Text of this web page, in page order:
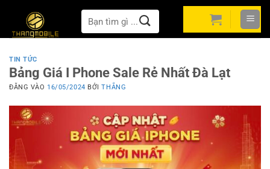
nội
Tìm
kiếm:
TIN TỨC
Bảng Giá I Phone Sale Rẻ Nhất Đà Lạt
ĐĂNG VÀO 16/05/2024 BỞITHẮNG